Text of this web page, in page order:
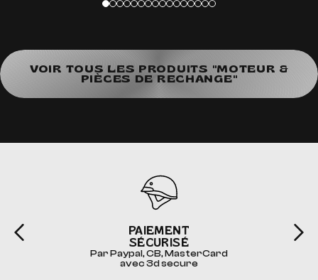
VOIR TOUS LES PRODUITS "MOTEUR &
PIÈCES DE RECHANGE"
PAIEMENT
SÉCURISÉ
Par Paypal, CB, MasterCard
avec 3d secure